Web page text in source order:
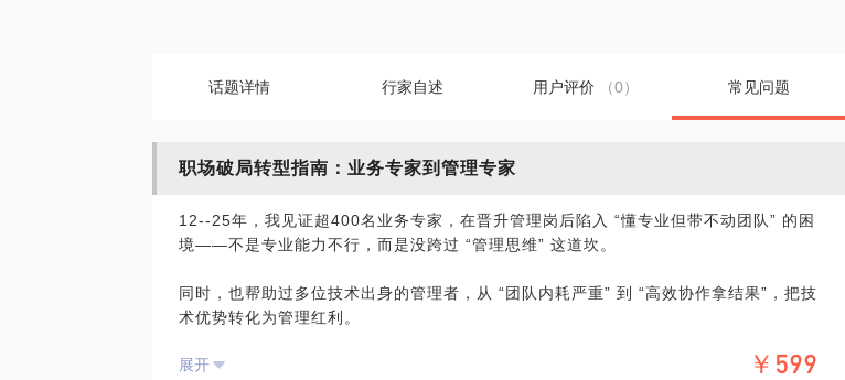
话题详情 行家自述 用户评价 （0） 常见问题
职场破局转型指南：业务专家到管理专家
12--25年，我见证超400名业务专家，在晋升管理岗后陷入 “懂专业但带不动团队” 的困
境——不是专业能力不行，而是没跨过 “管理思维” 这道坎。
同时，也帮助过多位技术出身的管理者，从 “团队内耗严重” 到 “高效协作拿结果”，把技
术优势转化为管理红利。
后来，我花3年拆解这些案例，沉淀出 “业务转管理” 的破局方法，帮多位业务专家骨干
展开 ￥599